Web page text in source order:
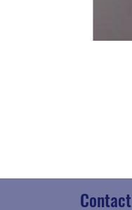
Contact